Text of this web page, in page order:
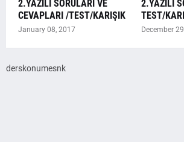
2.YAZILI SORULARI VE
CEVAPLARI /TEST/KARIŞIK
January 08, 2017
2.YAZILI
TEST/
December
derskonumesnk